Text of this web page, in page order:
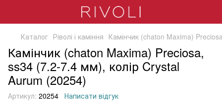
Каталог Ріволі і каміння Камінчик (chaton Maxima)
Камінчик (chaton Maxima) Preciosa,
ss34 (7.2-7.4 мм), колір Crystal
Aurum (20254)
Артикул: 20254 Написати відгук